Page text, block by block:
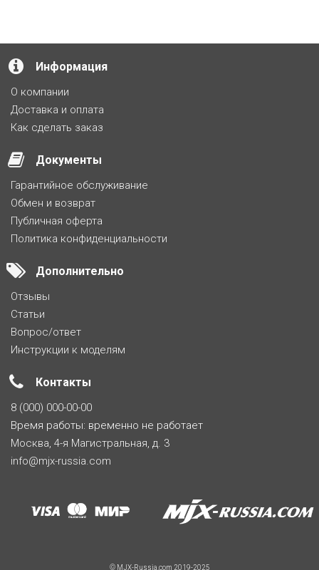
Информация
О компании
Доставка и оплата
Как сделать заказ
Документы
Гарантийное обслуживание
Обмен и возврат
Публичная оферта
Политика конфиденциальности
Дополнительно
Отзывы
Статьи
Вопрос/ответ
Инструкции к моделям
Контакты
8 (000) 000-00-00
Время работы: временно не работает
Москва, 4-я Магистральная, д. 3
info@mjx-russia.com
© MJX-Russia.com 2019-2025